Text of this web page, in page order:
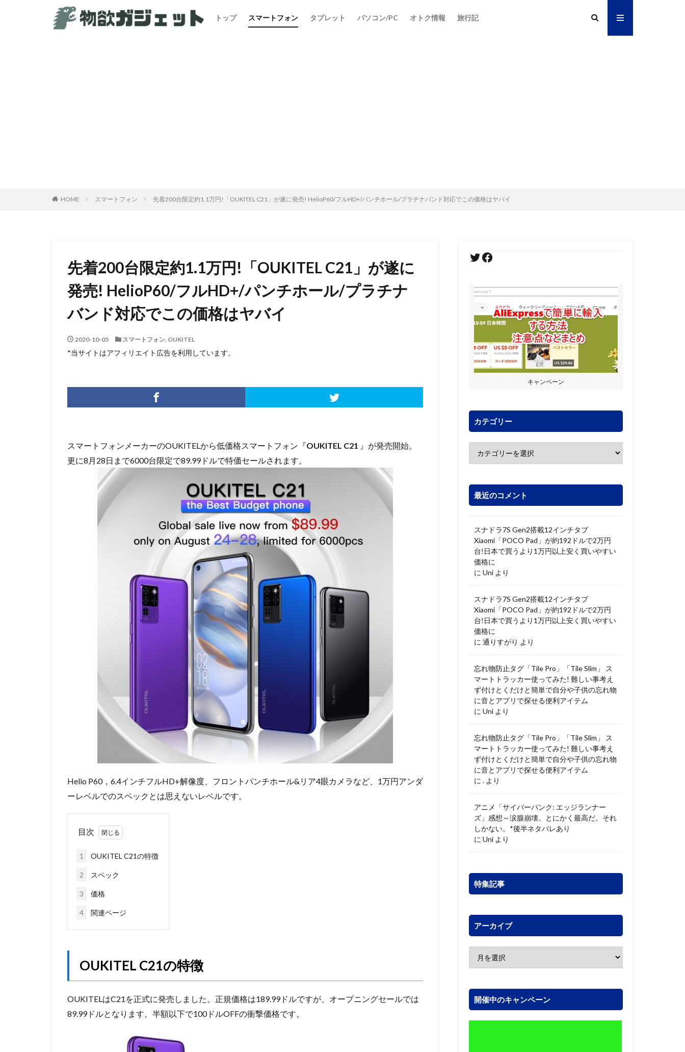
トップ スマートフォン タブレット パソコン/PC オトク情報 旅行記
HOME スマートフォン 先着200台限定約1.1万円!「OUKITEL C21」が遂に発売! HelioP60/フルHD+/パンチホール/プラチナバンド対応でこの価格はヤバイ
先着200台限定約1.1万円!「OUKITEL C21」が遂に
発売! HelioP60/フルHD+/パンチホール/プラチナ
バンド対応でこの価格はヤバイ
2020-10-05 スマートフォン, OUKITEL
*当サイトはアフィリエイト広告を利用しています。
スマートフォンメーカーのOUKITELから低価格スマートフォン『OUKITEL C21 』が発売開始。
更に8月28日まで6000台限定で89.99ドルで特価セールされます。
Helio P60，6.4インチフルHD+解像度、フロントパンチホール&リア4眼カメラなど、1万円アンダ
ーレベルでのスペックとは思えないレベルです。
目次
1 OUKITEL C21の特徴
2 スペック
3 価格
4 関連ページ
OUKITEL C21の特徴
OUKITELはC21を正式に発売しました。正規価格は189.99ドルですが、オープニングセールでは
89.99ドルとなります。半額以下で100ドルOFFの衝撃価格です。
キャンペーン
カテゴリー
最近のコメント
スナドラ7S Gen2搭載12インチタブ
Xiaomi「POCO Pad」が約192ドルで2万円
台!日本で買うより1万円以上安く買いやすい
価格に
に Uni より
スナドラ7S Gen2搭載12インチタブ
Xiaomi「POCO Pad」が約192ドルで2万円
台!日本で買うより1万円以上安く買いやすい
価格に
に 通りすがり より
忘れ物防止タグ「Tile Pro」「Tile Slim」 ス
マートトラッカー使ってみた! 難しい事考え
ず付けとくだけと簡単で自分や子供の忘れ物
に音とアプリで探せる便利アイテム
に Uni より
忘れ物防止タグ「Tile Pro」「Tile Slim」 ス
マートトラッカー使ってみた! 難しい事考え
ず付けとくだけと簡単で自分や子供の忘れ物
に音とアプリで探せる便利アイテム
に . より
アニメ「サイバーパンク: エッジランナー
ズ」感想～涙腺崩壊。とにかく最高だ。それ
しかない。*後半ネタバレあり
に Uni より
特集記事
アーカイブ
開催中のキャンペーン